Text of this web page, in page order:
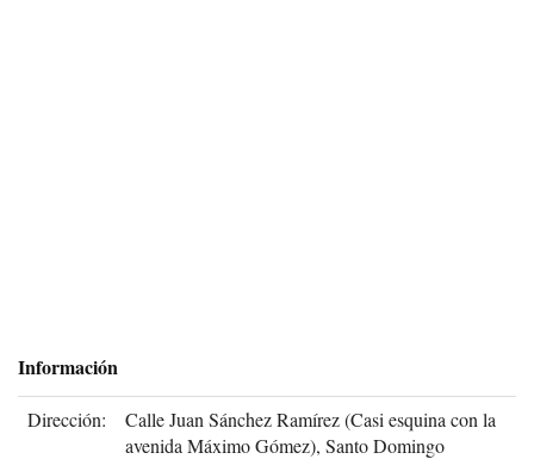
Información
Dirección:
Calle Juan Sánchez Ramírez (Casi esquina con la
avenida Máximo Gómez), Santo Domingo